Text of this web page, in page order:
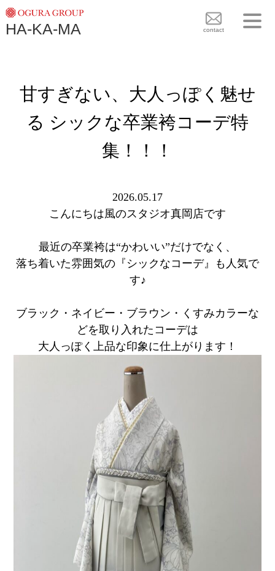
BLOG
SHOPS
CONTACT
HA-KA-MA contact
袴 BRAND
袴 COLLECTION
CONTACT
甘すぎない、大人っぽく魅せ
る シックな卒業袴コーデ特
集！！！
2026.05.17
こんにちは風のスタジオ真岡店です
最近の卒業袴は“かわいい”だけでなく、
落ち着いた雰囲気の『シックなコーデ』も人気で
す♪
ブラック・ネイビー・ブラウン・くすみカラーな
どを取り入れたコーデは
大人っぽく上品な印象に仕上がります！